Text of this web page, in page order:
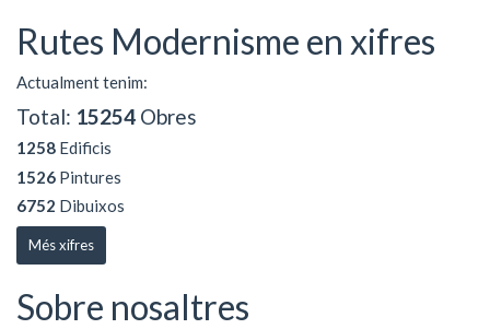
Rutes Modernisme en xifres
Actualment tenim:
Total: 15254 Obres
1258 Edificis
1526 Pintures
6752 Dibuixos
Més xifres
Sobre nosaltres